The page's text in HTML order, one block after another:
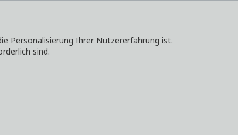
Personalisierung Ihrer Nutzererfahrung ist.
sind.